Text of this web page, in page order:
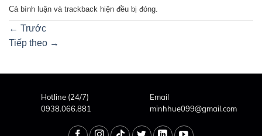
Cả bình luận và trackback hiện đều bị đóng.
← Trước
Tiếp theo →
Hotline (24/7)
0938.066.881
Email
minhhue099@gmail.com